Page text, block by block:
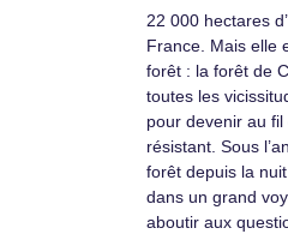
22 000 hectares
France. Mais elle
forêt : la forêt de
toutes les
pour devenir au
résistant. Sous
forêt depuis la
dans un grand
aboutir aux